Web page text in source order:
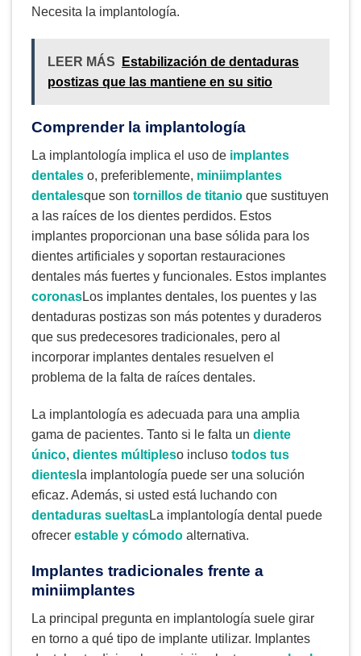
Necesita la implantología.
LEER MÁS
Estabilización de dentaduras
postizas que las mantiene en su sitio
Comprender la implantología
La implantología implica el uso de implantes
dentales o, preferiblemente, miniimplantes
dentalesque son tornillos de titanio que sustituyen
a las raíces de los dientes perdidos. Estos
implantes proporcionan una base sólida para los
dientes artificiales y soportan restauraciones
dentales más fuertes y funcionales. Estos implantes
coronasLos implantes dentales, los puentes y las
dentaduras postizas son más potentes y duraderos
que sus predecesores tradicionales, pero al
incorporar implantes dentales resuelven el
problema de la falta de raíces dentales.
La implantología es adecuada para una amplia
gama de pacientes. Tanto si le falta un diente
único, dientes múltipleso incluso todos tus
dientes la implantología puede ser una solución
eficaz. Además, si usted está luchando con
dentaduras sueltasLa implantología dental puede
ofrecer estable y cómodo alternativa.
Implantes tradicionales frente a
miniimplantes
La principal pregunta en implantología suele girar
en torno a qué tipo de implante utilizar. Implantes